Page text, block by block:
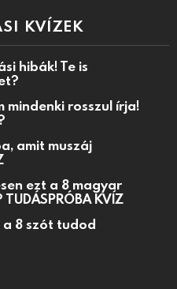
KVÍZEK
hibák! Te is
mindenki rosszul írja!
amit muszáj
ezt a 8 magyar
KVÍZ
a 8 szót tudod